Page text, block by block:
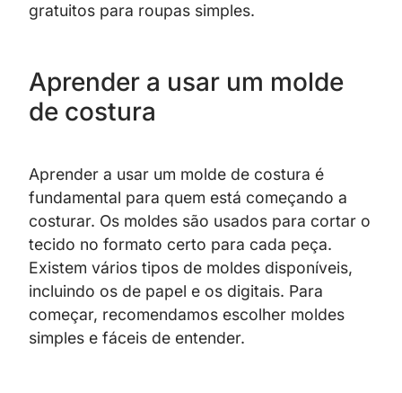
gratuitos para roupas simples.
Aprender a usar um molde
de costura
Aprender a usar um molde de costura é
fundamental para quem está começando a
costurar. Os moldes são usados para cortar o
tecido no formato certo para cada peça.
Existem vários tipos de moldes disponíveis,
incluindo os de papel e os digitais. Para
começar, recomendamos escolher moldes
simples e fáceis de entender.